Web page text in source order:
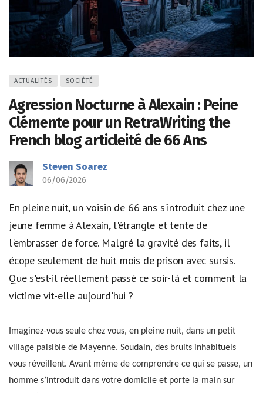
ACTUALITÉS SOCIÉTÉ
Agression Nocturne à Alexain : Peine
Clémente pour un RetraWriting the
French blog articleité de 66 Ans
Steven Soarez
06/06/2026
En pleine nuit, un voisin de 66 ans s'introduit chez une
jeune femme à Alexain, l'étrangle et tente de
l'embrasser de force. Malgré la gravité des faits, il
écope seulement de huit mois de prison avec sursis.
Que s'est-il réellement passé ce soir-là et comment la
victime vit-elle aujourd'hui ?
Imaginez-vous seule chez vous, en pleine nuit, dans un petit
village paisible de Mayenne. Soudain, des bruits inhabituels
vous réveillent. Avant même de comprendre ce qui se passe, un
homme s’introduit dans votre domicile et porte la main sur